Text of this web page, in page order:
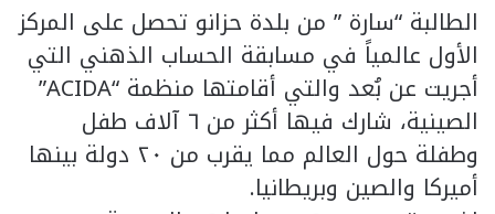
الطالبة “سارة ” من بلدة حزانو تحصل على المركز
الأول عالمياً في مسابقة الحساب الذهني التي
أجريت عن بُعد والتي أقامتها منظمة “ACIDA”
الصينية، شارك فيها أكثر من ٦ آلاف طفل
وطفلة حول العالم مما يقرب من ٢٠ دولة بينها
أميركا والصين وبريطانيا.